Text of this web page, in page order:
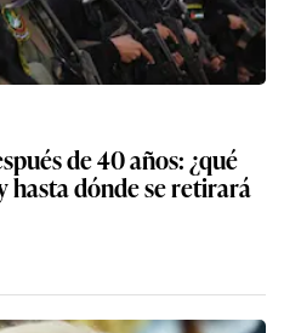
de 40 años: ¿qué
hasta dónde se retirará